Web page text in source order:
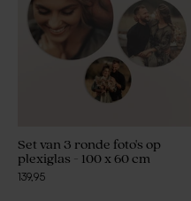
Set van 3 ronde foto's op
plexiglas - 100 x 60 cm
139,95